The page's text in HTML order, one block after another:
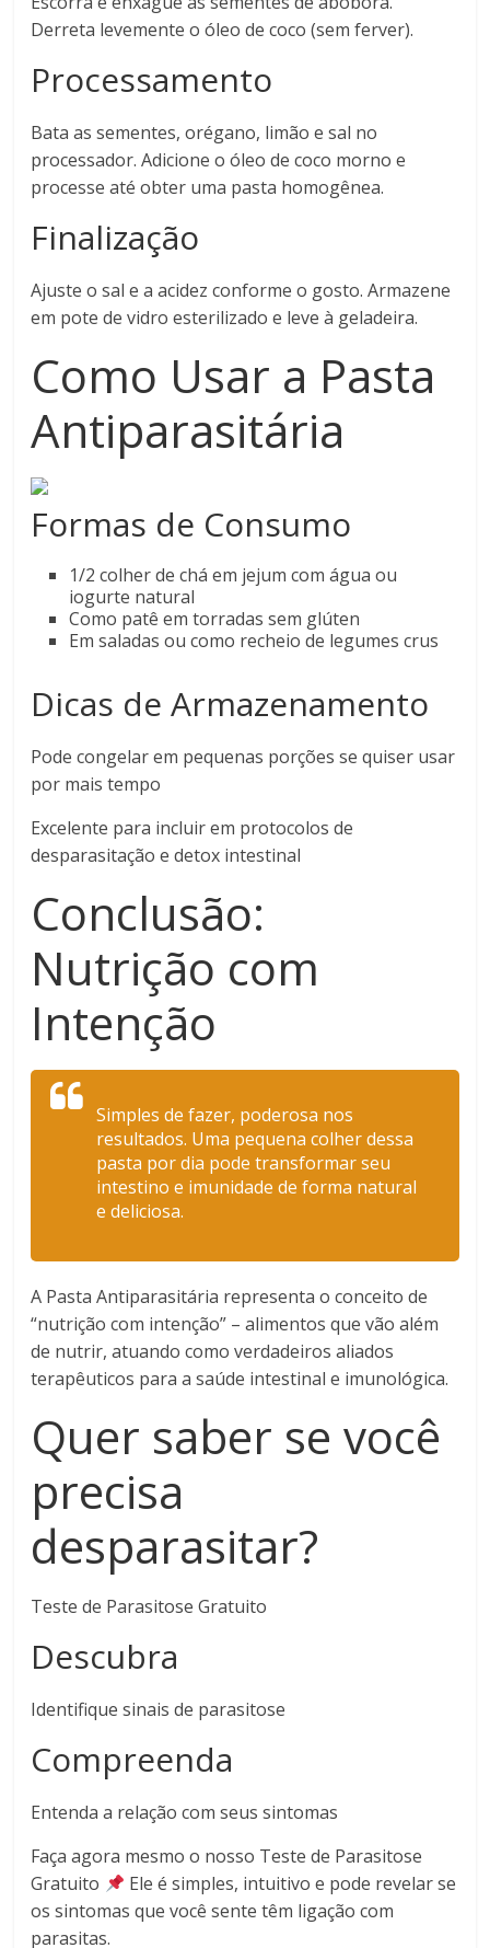
Derreta levemente o óleo de coco (sem ferver).
Processamento
Bata as sementes, orégano, limão e sal no
processador. Adicione o óleo de coco morno e
processe até obter uma pasta homogênea.
Finalização
Ajuste o sal e a acidez conforme o gosto. Armazene
em pote de vidro esterilizado e leve à geladeira.
Como Usar a Pasta
Antiparasitária
Formas de Consumo
1/2 colher de chá em jejum com água ou
iogurte natural
Como patê em torradas sem glúten
Em saladas ou como recheio de legumes crus
Dicas de Armazenamento
Pode congelar em pequenas porções se quiser usar
por mais tempo
Excelente para incluir em protocolos de
desparasitação e detox intestinal
Conclusão:
Nutrição com
Intenção
Simples de fazer, poderosa nos
resultados. Uma pequena colher dessa
pasta por dia pode transformar seu
intestino e imunidade de forma natural
e deliciosa.
A Pasta Antiparasitária representa o conceito de
“nutrição com intenção” – alimentos que vão além
de nutrir, atuando como verdadeiros aliados
terapêuticos para a saúde intestinal e imunológica.
Quer saber se você
precisa
desparasitar?
Teste de Parasitose Gratuito
Descubra
Identifique sinais de parasitose
Compreenda
Entenda a relação com seus sintomas
Faça agora mesmo o nosso Teste de Parasitose
Gratuito
Ele é simples, intuitivo e pode revelar se
os sintomas que você sente têm ligação com
parasitas.